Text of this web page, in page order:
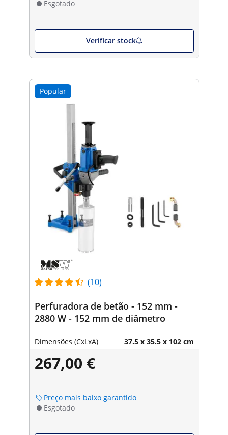
Esgotado
Verificar stock
Popular
(10)
Perfuradora de betão - 152 mm -
2880 W - 152 mm de diâmetro
Dimensões (CxLxA) 37.5 x 35.5 x 102 cm
267,00 €
Preço mais baixo garantido
Esgotado